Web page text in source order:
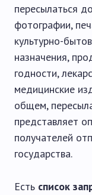
пересылаться
фотографии,
культурно-
назначения,
годности,
медицинские
общем,
представляет
получателей
государства.
Есть список